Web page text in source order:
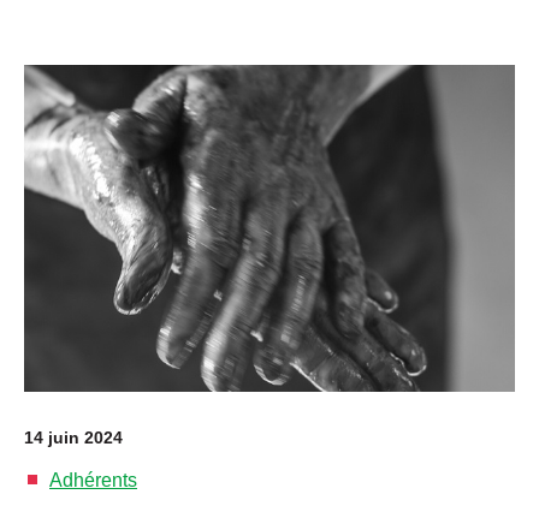
14 juin 2024
Adhérents